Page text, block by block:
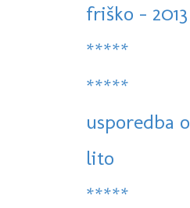
friško - 2013
*****
*****
usporedba
lito
*****